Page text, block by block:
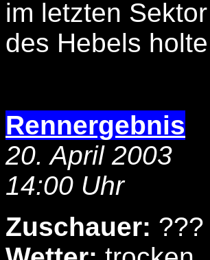
im letzten
des Hebels
Rennergebnis
20. April 2003
14:00 Uhr
Zuschauer: ???